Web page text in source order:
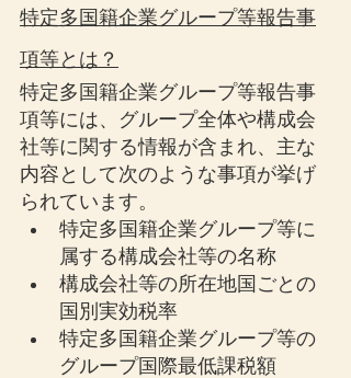
特定多国籍企業グループ等報告事
項等とは？
特定多国籍企業グループ等報告事
項等には、グループ全体や構成会
社等に関する情報が含まれ、主な
内容として次のような事項が挙げ
られています。
特定多国籍企業グループ等に
属する構成会社等の名称
構成会社等の所在地国ごとの
国別実効税率
特定多国籍企業グループ等の
グループ国際最低課税額